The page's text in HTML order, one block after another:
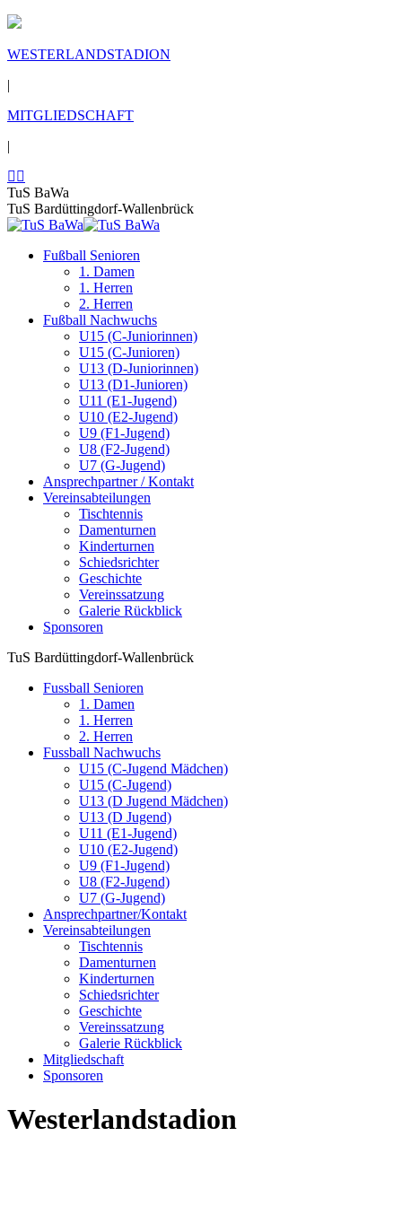
WESTERLANDSTADION
|
MITGLIEDSCHAFT
|
TuS BaWa
TuS Bardüttingdorf-Wallenbrück
Fußball Senioren
1. Damen
1. Herren
2. Herren
Fußball Nachwuchs
U15 (C-Juniorinnen)
U15 (C-Junioren)
U13 (D-Juniorinnen)
U13 (D1-Junioren)
U11 (E1-Jugend)
U10 (E2-Jugend)
U9 (F1-Jugend)
U8 (F2-Jugend)
U7 (G-Jugend)
Ansprechpartner / Kontakt
Vereinsabteilungen
Tischtennis
Damenturnen
Kinderturnen
Schiedsrichter
Geschichte
Vereinssatzung
Galerie Rückblick
Sponsoren
TuS Bardüttingdorf-Wallenbrück
Fussball Senioren
1. Damen
1. Herren
2. Herren
Fussball Nachwuchs
U15 (C-Jugend Mädchen)
U15 (C-Jugend)
U13 (D Jugend Mädchen)
U13 (D Jugend)
U11 (E1-Jugend)
U10 (E2-Jugend)
U9 (F1-Jugend)
U8 (F2-Jugend)
U7 (G-Jugend)
Ansprechpartner/Kontakt
Vereinsabteilungen
Tischtennis
Damenturnen
Kinderturnen
Schiedsrichter
Geschichte
Vereinssatzung
Galerie Rückblick
Mitgliedschaft
Sponsoren
Westerlandstadion